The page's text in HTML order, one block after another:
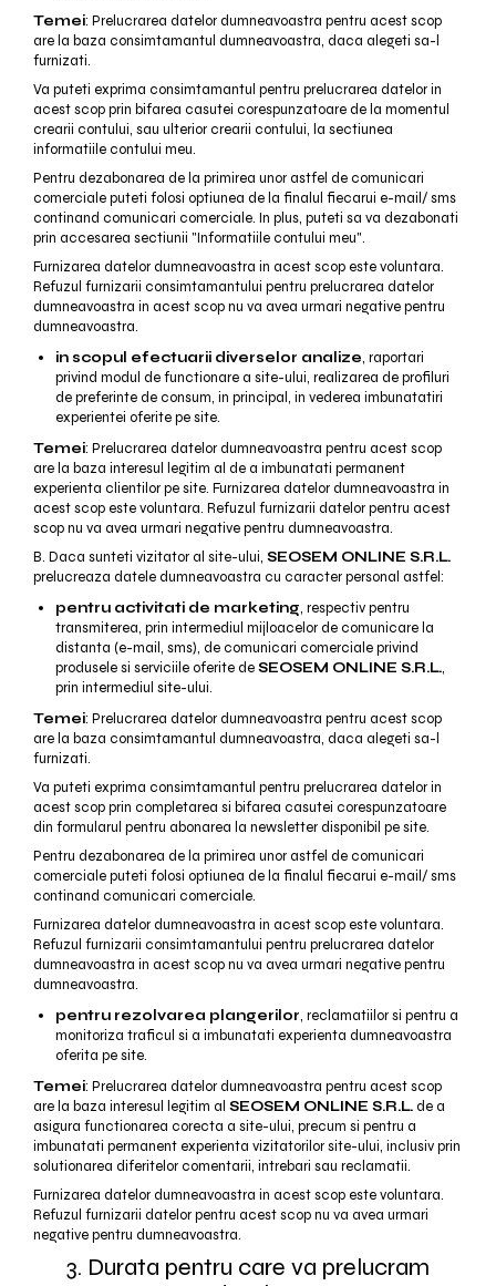
Temei: Prelucrarea datelor dumneavoastra pentru acest scop
are la baza consimtamantul dumneavoastra, daca alegeti sa-l
furnizati.
Va puteti exprima consimtamantul pentru prelucrarea datelor in
acest scop prin bifarea casutei corespunzatoare de la momentul
crearii contului, sau ulterior crearii contului, la sectiunea
informatiile contului meu.
Pentru dezabonarea de la primirea unor astfel de comunicari
comerciale puteti folosi optiunea de la finalul fiecarui e-mail/ sms
continand comunicari comerciale. In plus, puteti sa va dezabonati
prin accesarea sectiunii "Informatiile contului meu".
Furnizarea datelor dumneavoastra in acest scop este voluntara.
Refuzul furnizarii consimtamantului pentru prelucrarea datelor
dumneavoastra in acest scop nu va avea urmari negative pentru
dumneavoastra.
in scopul efectuarii diverselor analize, raportari
privind modul de functionare a site-ului, realizarea de profiluri
de preferinte de consum, in principal, in vederea imbunatatiri
experientei oferite pe site.
Temei: Prelucrarea datelor dumneavoastra pentru acest scop
are la baza interesul legitim al de a imbunatati permanent
experienta clientilor pe site. Furnizarea datelor dumneavoastra in
acest scop este voluntara. Refuzul furnizarii datelor pentru acest
scop nu va avea urmari negative pentru dumneavoastra.
B. Daca sunteti vizitator al site-ului, SEOSEM ONLINE S.R.L.
prelucreaza datele dumneavoastra cu caracter personal astfel:
pentru activitati de marketing, respectiv pentru
transmiterea, prin intermediul mijloacelor de comunicare la
distanta (e-mail, sms), de comunicari comerciale privind
produsele si serviciile oferite deSEOSEM ONLINE S.R.L.,
prin intermediul site-ului.
Temei: Prelucrarea datelor dumneavoastra pentru acest scop
are la baza consimtamantul dumneavoastra, daca alegeti sa-l
furnizati.
Va puteti exprima consimtamantul pentru prelucrarea datelor in
acest scop prin completarea si bifarea casutei corespunzatoare
din formularul pentru abonarea la newsletter disponibil pe site.
Pentru dezabonarea de la primirea unor astfel de comunicari
comerciale puteti folosi optiunea de la finalul fiecarui e-mail/ sms
continand comunicari comerciale.
Furnizarea datelor dumneavoastra in acest scop este voluntara.
Refuzul furnizarii consimtamantului pentru prelucrarea datelor
dumneavoastra in acest scop nu va avea urmari negative pentru
dumneavoastra.
pentru rezolvarea plangerilor, reclamatiilor si pentru a
monitoriza traficul si a imbunatati experienta dumneavoastra
oferita pe site.
Temei: Prelucrarea datelor dumneavoastra pentru acest scop
are la baza interesul legitim al SEOSEM ONLINE S.R.L. de a
asigura functionarea corecta a site-ului, precum si pentru a
imbunatati permanent experienta vizitatorilor site-ului, inclusiv prin
solutionarea diferitelor comentarii, intrebari sau reclamatii.
Furnizarea datelor dumneavoastra in acest scop este voluntara.
Refuzul furnizarii datelor pentru acest scop nu va avea urmari
negative pentru dumneavoastra.
3. Durata pentru care va prelucram